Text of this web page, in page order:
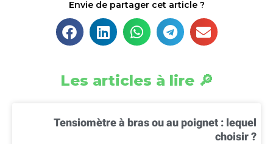
Envie de partager cet article ?
Les articles à lire 🔎
Tensiomètre à bras ou au poignet : lequel
choisir ?